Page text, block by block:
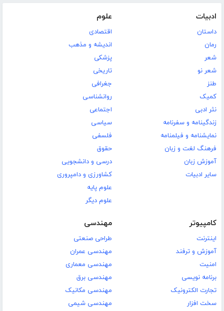
ادبیات
داستان
رمان
شعر
شعر نو
طنز
کمیک
نثر ادبی
زندگینامه و سفرنامه
نمایشنامه و فیلمنامه
فرهنگ لغت و زبان
آموزش زبان
سایر ادبیات
علوم
اقتصادی
اندیشه و مذهب
پزشکی
تاریخی
جغرافی
روانشناسی
اجتماعی
سیاسی
فلسفی
حقوق
درسی و دانشجویی
کشاورزی و دامپروری
علوم پایه
علوم دیگر
کامپیوتر
اینترنت
آموزش و ترفند
امنیت
برنامه نویسی
تجارت الکترونیک
سخت افزار
مهندسی
طراحی صنعتی
مهندسی عمران
مهندسی معماری
مهندسی برق
مهندسی مکانیک
مهندسی شیمی